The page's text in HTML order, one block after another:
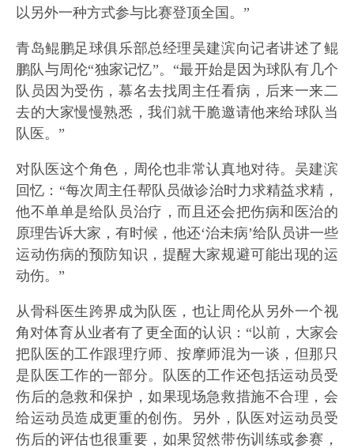
以另外一种方式参与比赛登顶全国。”
青岛鲲鹏足球俱乐部总经理吴建滨向记者讲述了鲲
鹏队与周伦“独家记忆”。“最开始是因为球队有几个
队员因为受伤，慕名去找周主任看病，后来一来二
去的大家慢慢熟悉，我们就干脆邀请他来给球队当
队医。”
对队医这个角色，周伦也非常认真地对待。吴建滨
回忆：“每次周主任帮队员做诊治时力求精益求精，
他不单单是给队员治疗，而且还会把伤病和医治的
原理告诉大家，有时候，他还‘治未病’给队员讲一些
运动伤病的预防知识，提醒大家规避可能出现的运
动伤。”
从骨科医生跨界成为队医，也让周伦从另外一个视
角对体育从业者有了更全面的认识：“以前，大家会
把队医的工作跟理疗师、按摩师混为一谈，但那只
是队医工作的一部分。队医的工作还包括运动员受
伤后的急救和保护，如果现场急救措施不合理，会
给运动员造成更重的创伤。另外，队医对运动员受
伤后的评估也很重要，如果贸然带伤训练或参赛，